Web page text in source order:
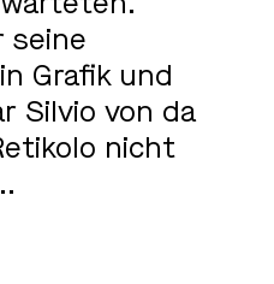
seine
Grafik und
Silvio von da
nicht